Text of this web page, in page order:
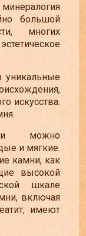
большой
многих
уникальные
искусства.
можно
и мягкие.
камни, как
высокой
шкале
включая
имеют